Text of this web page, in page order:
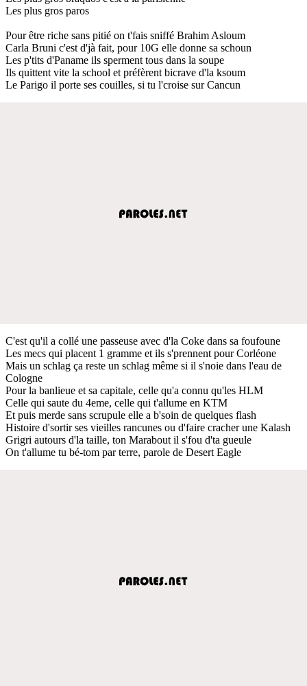
Les plus gros paros
Pour être riche sans pitié on t'fais sniffé Brahim Asloum
Carla Bruni c'est d'jà fait, pour 10G elle donne sa schoun
Les p'tits d'Paname ils sperment tous dans la soupe
Ils quittent vite la school et préfèrent bicrave d'la ksoum
Le Parigo il porte ses couilles, si tu l'croise sur Cancun
C'est qu'il a collé une passeuse avec d'la Coke dans sa foufoune
Les mecs qui placent 1 gramme et ils s'prennent pour Corléone
Mais un schlag ça reste un schlag même si il s'noie dans l'eau de
Cologne
Pour la banlieue et sa capitale, celle qu'a connu qu'les HLM
Celle qui saute du 4eme, celle qui t'allume en KTM
Et puis merde sans scrupule elle a b'soin de quelques flash
Histoire d'sortir ses vieilles rancunes ou d'faire cracher une Kalash
Grigri autours d'la taille, ton Marabout il s'fou d'ta gueule
On t'allume tu bé-tom par terre, parole de Desert Eagle